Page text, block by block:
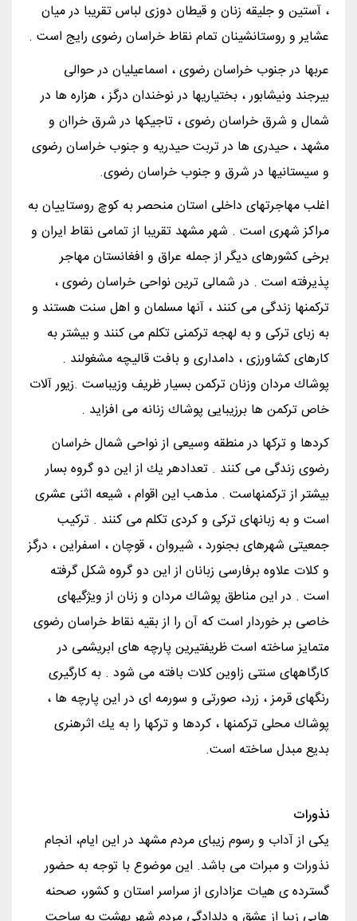
، آستین و جلیقه زنان و قیطان دوزی لباس تقریبا در میان
عشایر و روستانشینان تمام نقاط خراسان رضوی رایج است .
عربها در جنوب خراسان رضوی ، اسماعیلیان در حوالی
بیرجند ونیشابور ، بختیاریها در نوخندان درگز ، هزاره ها در
شمال و شرق خراسان رضوی ، تاجیكها در شرق خراان و
مشهد ، حیدری ها در تربت حیدریه و جنوب خراسان رضوی
و سیستانیها در شرق و جنوب خراسان رضوی.
اغلب مهاجرتهای داخلی استان منحصر به كوچ روستاییان به
مراكز شهری است . شهر مشهد تقریبا از تمامی نقاط ایران و
برخی كشورهای دیگر از جمله عراق و افغانستان مهاجر
پذیرفته است . در شمالی ترین نواحی خراسان رضوی ،
تركمنها زندگی می كنند ، آنها مسلمان و اهل سنت هستند و
به زبای تركی و به لهجه تركمنی تكلم می كنند و بیشتر به
كارهای كشاورزی ، دامداری و بافت قالیچه مشغولند .
پوشاك مردان وزنان تركمن بسیار ظریف وزیباست .زیور آلات
خاص تركمن ها برزیبایی پوشاك زنانه می افزاید .
كردها و تركها در منطقه وسیعی از نواحی شمال خراسان
رضوی زندگی می كنند . تعدادهر یك از این دو گروه بسار
بیشتر از تركمنهاست . مذهب این اقوام ، شیعه اثنی عشری
است و به زبانهای تركی و كردی تكلم می كنند . تركیب
جمعیتی شهرهای بجنورد ، شیروان ، قوچان ، اسفراین ، درگز
و كلات علاوه برفارسی زبانان از این دو گروه شكل گرفته
است . در این مناطق پوشاك مردان و زنان از ویژگیهای
خاصی بر خوردار است كه آن را از بقیه نقاط خراسان رضوی
متمایز ساخته است ظریفتیرین پارچه های ابریشمی در
كارگاههای سنتی زاوین كلات بافته می شود . به كارگیری
رنگهای قرمز ، زرد، صورتی و سورمه ای در این پارچه ها ،
پوشاك محلی تركمنها ، كردها و تركها را به یك اثرهنری
بدیع مبدل ساخته است.
نذورات
یکی از آداب و رسوم زیبای مردم مشهد در این ایام، انجام
نذورات و مبرات می باشد. این موضوع با توجه به حضور
گسترده ی هیات عزاداری از سراسر استان و کشور، صحنه